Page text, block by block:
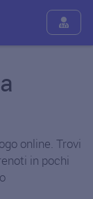
online. Trovi
in pochi